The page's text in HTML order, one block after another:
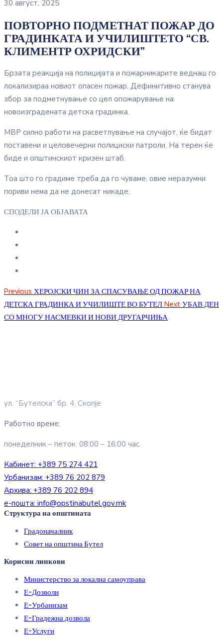
30 август, 2025
ПОВТОРНО ПОДМЕТНАТ ПОЖАР ДО
ГРАДИНКАТА И УЧИЛИШТЕТО “СВ.
КЛИМЕНТР ОХРИДСКИ”
Брзата реакција на полицијата и пожарникарите веднаш го
локализираа новиот опасен пожар. Дефинитивно станува
збор за подметнување со цел опожарување на
новоизградената детска градинка.
МВР силно работи на расветлување на случајот, ќе бидат
поставени и целовечерни полициски патроли. На терен ќе
биде и општинскиот кризен штаб.
Тоа што го градиме треба да го чуваме, овие неразумни
пориви нема да не донесат никаде.
СПОДЕЛИ ЈА ОБЈАВАТА
Previous ХЕРОЈСКИ ЧИН ЗА СПАСУВАЊЕ ОД ПОЖАР НА
ДЕТСКА ГРАДИНКА И УЧИЛИШТЕ ВО БУТЕЛ Next УБАВ ДЕН
СО МНОГУ НАСМЕВКИ И НОВИ ДРУГАРЧИЊА
ул. “Бутелска” бр. 4, Скопје
Работно време:
понеделник – петок: 08:00 – 16:00 час.
Кабинет: +389 75 274 421
Урбанизам: +389 76 202 879
Архива: +389 76 202 894
е-пошта: info@opstinabutel.gov.mk
Структура на општината
Градоначалник
Совет на општина Бутел
Корисни линкови
Министерство за локална самоуправа
Е-Дозволи
Е-Урбанизам
Е-Градежна дозвола
Е-Услуги